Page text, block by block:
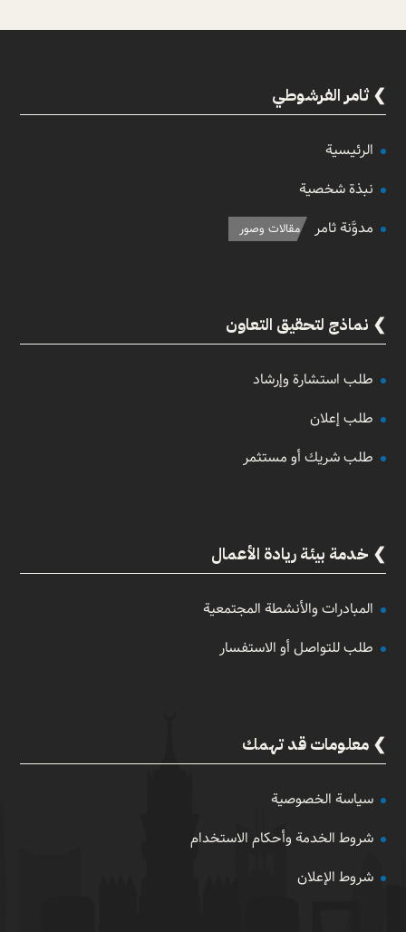
ثامر الفرشوطي
الرئيسية
نبذة شخصية
مدوَّنة ثامر
مقالات وصور
نماذج لتحقيق التعاون
طلب استشارة وإرشاد
طلب إعلان
طلب شريك أو مستثمر
خدمة بيئة ريادة الأعمال
المبادرات والأنشطة المجتمعية
طلب للتواصل أو الاستفسار
معلومات قد تهمك
سياسة الخصوصية
شروط الخدمة وأحكام الاستخدام
شروط الإعلان